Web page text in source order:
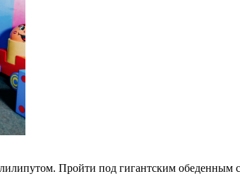
Пройти под гигантским обеденным